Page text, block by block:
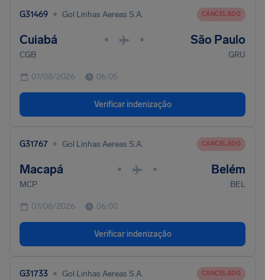
G31469 • Gol Linhas Aereas S.A. CANCELADO
Cuiabá • • São Paulo
CGB GRU
07/08/2026 06:05
Verificar indenização
G31767 • Gol Linhas Aereas S.A. CANCELADO
Macapá • • Belém
MCP BEL
07/08/2026 06:00
Verificar indenização
G31733 • Gol Linhas Aereas S.A. CANCELADO